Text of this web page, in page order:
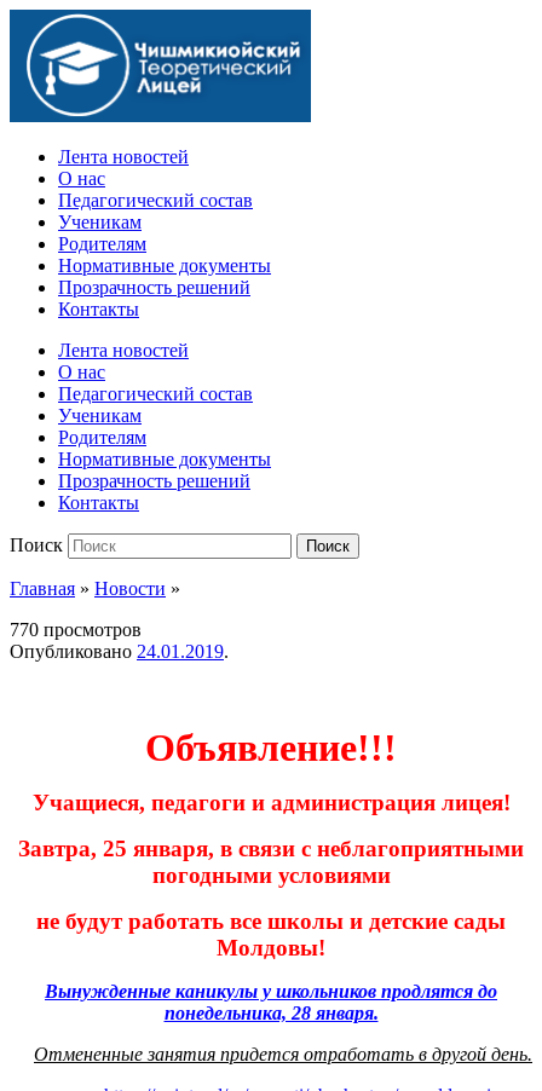
Официальный сайт учебного заведения
Лента новостей
О нас
Педагогический состав
Ученикам
Родителям
Нормативные документы
Прозрачность решений
Контакты
Лента новостей
О нас
Педагогический состав
Ученикам
Родителям
Нормативные документы
Прозрачность решений
Контакты
Поиск Поиск
Главная » Новости »
770 просмотров
Опубликовано 24.01.2019.
Объявление!!!
Учащиеся, педагоги и администрация лицея!
Завтра, 25 января, в связи с неблагоприятными
погодными условиями
не будут работать все школы и детские сады
Молдовы!
Вынужденные каникулы у школьников продлятся до
понедельника, 28 января.
Отмененные занятия придется отработать в другой день.